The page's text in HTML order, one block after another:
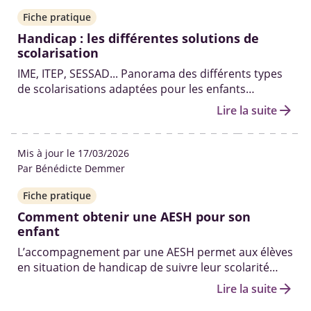
Fiche pratique
Handicap : les différentes solutions de
scolarisation
IME, ITEP, SESSAD... Panorama des différents types
de scolarisations adaptées pour les enfants
Lire la suitearrow_forward
Mis à jour le 17/03/2026
Par Bénédicte Demmer
Fiche pratique
Comment obtenir une AESH pour son
enfant
L’accompagnement par une AESH permet aux élèves
en situation de handicap de suivre leur scolarité
dans de bonnes conditions. Ce guide explique les
étapes à suivre, de la demande à l’attribution, ainsi
Lire la suitearrow_forward